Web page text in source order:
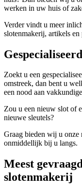
werken in uw huis of
Verder vindt u meer
slotenmakerij, artikels en
Zoekt u een
omstreek, dan bent u
een nood aan
Zou u een nieuw slot of
nieuwe sleutels?
Graag bieden wij u onze
onmiddellijk bij u langs.
Meest
slotenmakerij